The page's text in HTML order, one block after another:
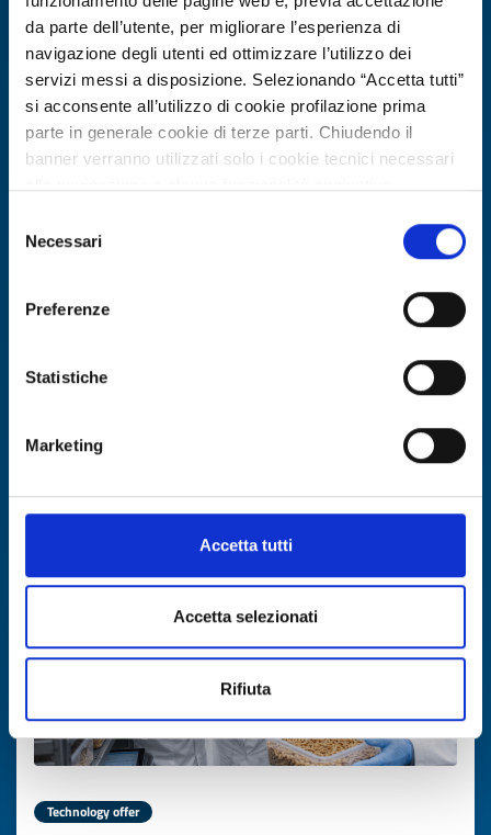
da parte dell’utente, per migliorare l’esperienza di
navigazione degli utenti ed ottimizzare l’utilizzo dei
servizi messi a disposizione. Selezionando “Accetta tutti”
si acconsente all’utilizzo di cookie profilazione prima
parte in generale cookie di terze parti. Chiudendo il
banner verranno utilizzati solo i cookie tecnici necessari
Per conoscere i dettagli, consulta la nostra cookie policy.
https://www.openinnovation.regione.lombardia.it/it/co
https://www.openinnovation.regione.lombardia.it/it/pr
delNecessari
Preferenze
Statistiche
Marketing
Accetta tutti
Accetta selezionati
Rifiuta
Business request
filamenti polimerici riciclati per
ID: BRBG20260330023
DISCOVER MORE →
Technology offer